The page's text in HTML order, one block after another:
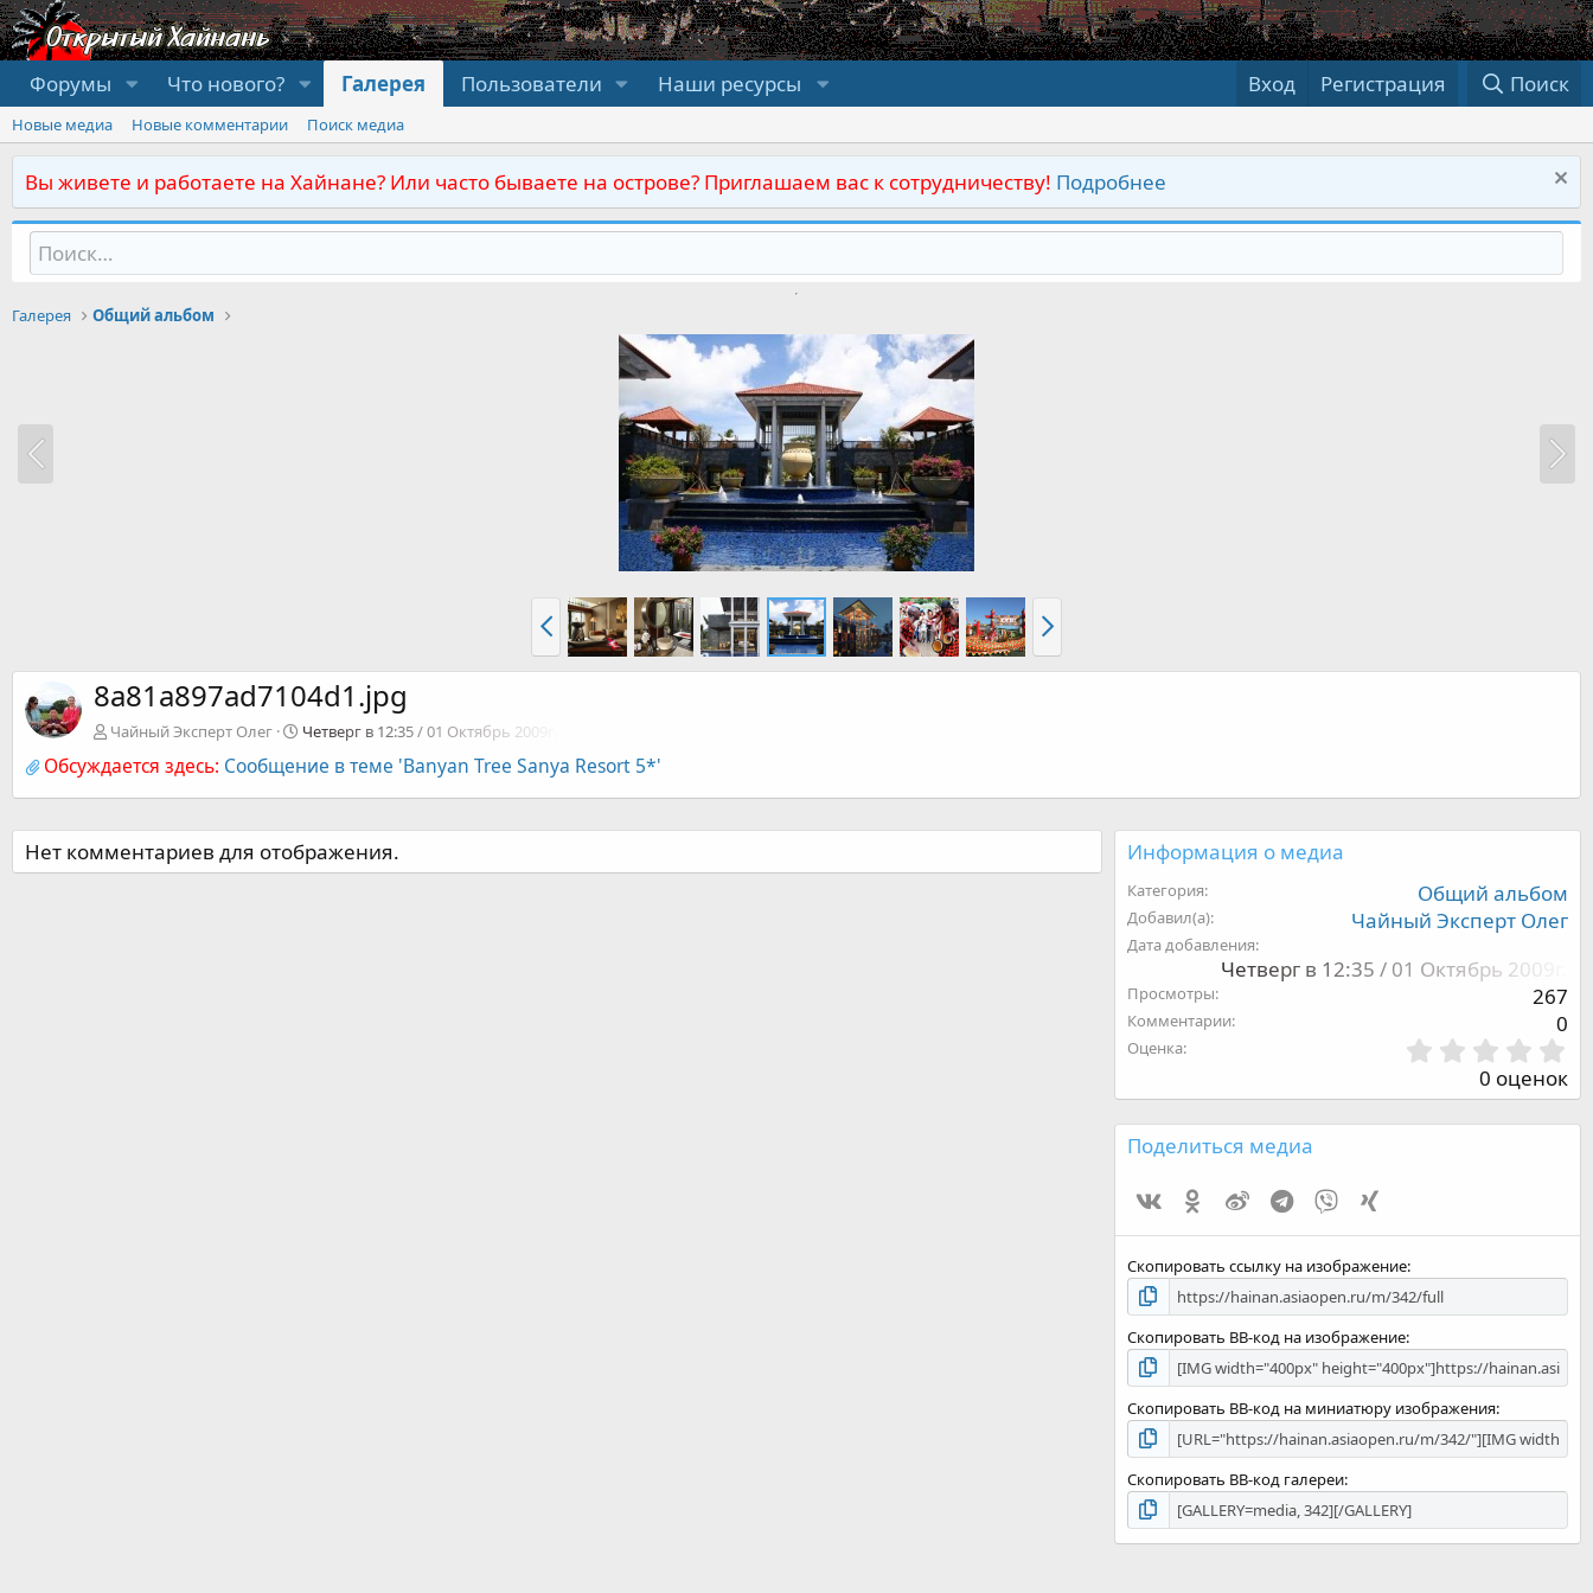
Форумы Что нового? Галерея Пользователи Наши ресурсы Вход Регистрация Поиск
Новые медиа Новые комментарии Поиск медиа
Вы живете и работаете на Хайнане? Или часто бываете на острове? Приглашаем вас к сотрудничеству! Подробнее
Галерея Общий альбом
8a81a897ad7104d1.jpg
Чайный Эксперт Олег Четверг в 12:35 / 01 Октябрь 2009г.
Обсуждается здесь: Сообщение в теме 'Banyan Tree Sanya Resort 5*'
Нет комментариев для отображения. Информация о медиа
Категория Общий альбом
Добавил(а) Чайный Эксперт Олег
Дата добавления
Четверг в 12:35 / 01 Октябрь 2009г.
Просмотры 267
Комментарии 0
Оценка
,
0
0
д
0 оценок
Поделиться медиа
Vk
Ok Weibo Telegram
Viber
Скопировать ссылку на изображение
Скопировать BB-код на изображение
Скопировать BB-код на миниатюру изображения
Скопировать BB-код галереи